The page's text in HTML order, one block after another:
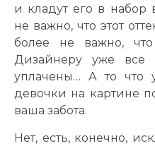
и кладут его в набор
не важно, что этот
более не важно,
Дизайнеру уже все
уплачены… А то что
девочки на картине
ваша забота.
Нет, есть, конечно,